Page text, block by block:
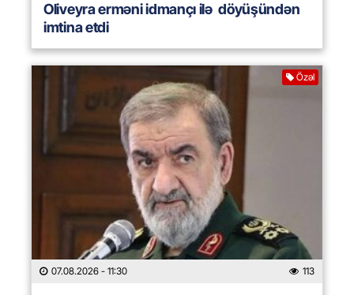
Oliveyra erməni idmançı ilə döyüşündən
imtina etdi
Özəl
07.08.2026 - 11:30 113